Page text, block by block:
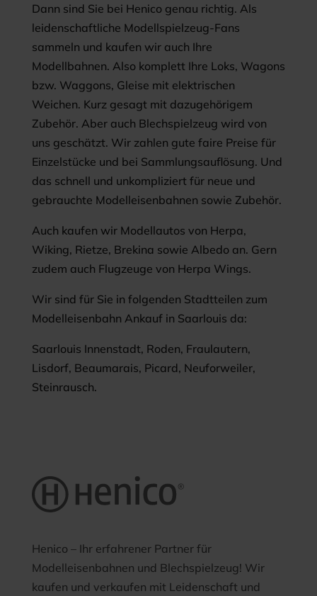
Dann sind Sie bei Henico genau richtig. Als
leidenschaftliche Modellspielzeug-Fans
sammeln und kaufen wir auch Ihre
Modellbahnen. Also komplett Ihre Loks, Wagons
bzw. Waggons, Gleise mit elektrischen
Weichen. Kurz gesagt mit dazugehörigem
Zubehör. Aber auch Blechspielzeug wird von
uns geschätzt. Wir zahlen gute faire Preise für
Einzelstücke und bei Sammlungsauflösung. Und
das schnell und unkompliziert für neue und
gebrauchte Modelleisenbahnen sowie Zubehör.
Auch kaufen wir Modellautos von Herpa,
Wiking, Rietze, Brekina sowie Albedo an. Gern
zudem auch Flugzeuge von Herpa Wings.
Wir sind für Sie in folgenden Stadtteilen zum
Modelleisenbahn Ankauf in Saarlouis da:
Saarlouis Innenstadt, Roden, Fraulautern,
Lisdorf, Beaumarais, Picard, Neuforweiler,
Steinrausch.
Henico – Ihr erfahrener Partner für
Modelleisenbahnen und Blechspielzeug! Wir
kaufen und verkaufen mit Leidenschaft und